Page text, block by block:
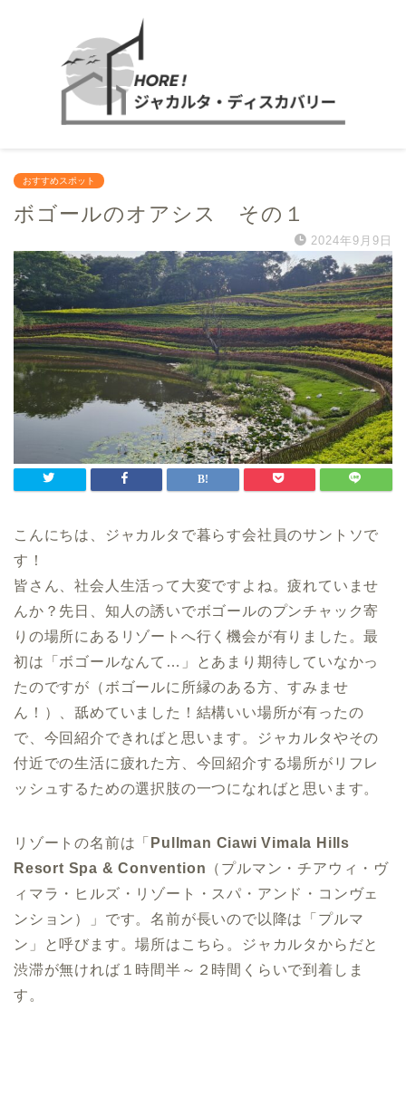
おすすめスポット
ボゴールのオアシス その１
2024年9月9日
こんにちは、ジャカルタで暮らす会社員のサントソで
す！
皆さん、社会人生活って大変ですよね。疲れていませ
んか？先日、知人の誘いでボゴールのプンチャック寄
りの場所にあるリゾートへ行く機会が有りました。最
初は「ボゴールなんて…」とあまり期待していなかっ
たのですが（ボゴールに所縁のある方、すみませ
ん！）、舐めていました！結構いい場所が有ったの
で、今回紹介できればと思います。ジャカルタやその
付近での生活に疲れた方、今回紹介する場所がリフレ
ッシュするための選択肢の一つになればと思います。
リゾートの名前は「 Pullman Ciawi Vimala Hills
Resort Spa & Convention （プルマン・チアウィ・ヴ
ィマラ・ヒルズ・リゾート・スパ・アンド・コンヴェ
ンション）」です。名前が長いので以降は「プルマ
ン」と呼びます。場所はこちら。ジャカルタからだと
渋滞が無ければ１時間半～２時間くらいで到着しま
す。